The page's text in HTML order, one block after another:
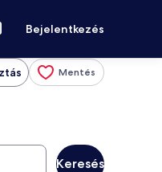
Bejelentkezés
Mentés
Keresés